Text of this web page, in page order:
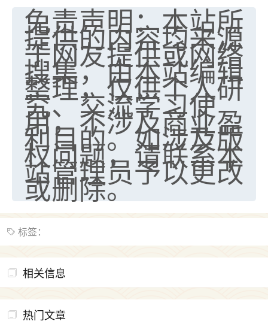
免责声明：本站所
提供的内容均来源
于网友提供或网络
搜集，由本站编辑
整理，仅供个人研
究、交流学习使
用，不涉及商业盈
利目的。如涉及版
权问题，请联系本
站管理员予以更改
或删除。
标签：
相关信息
热门文章